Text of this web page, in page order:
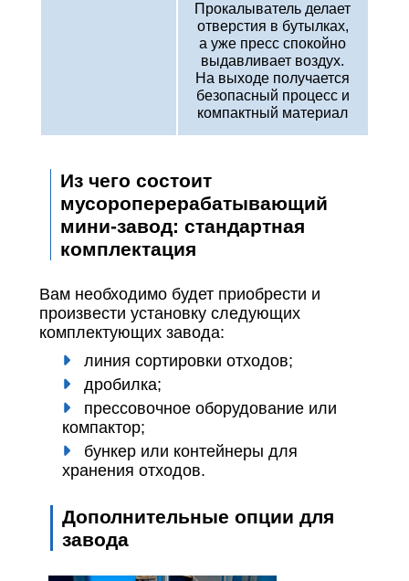
Прокалыватель делает
отверстия в бутылках,
а уже пресс спокойно
выдавливает воздух.
На выходе получается
безопасный процесс и
компактный материал
Из чего состоит
мусороперерабатывающий
мини-завод: стандартная
комплектация
Вам необходимо будет приобрести и
произвести установку следующих
комплектующих завода:
линия сортировки отходов;
дробилка;
прессовочное оборудование или
компактор;
бункер или контейнеры для
хранения отходов.
Дополнительные опции для
завода